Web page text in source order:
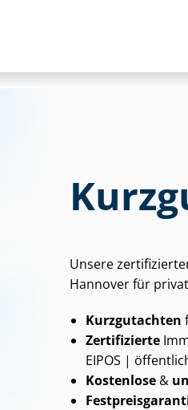
Unsere
Hannover für
Kurzgutachten
Zertifizierte
EIPOS |
Kostenlose &